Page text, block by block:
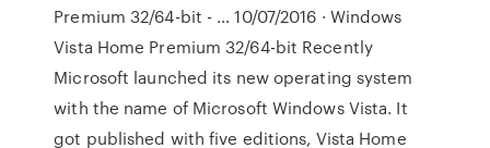
Premium 32/64-bit - … 10/07/2016 · Windows
Vista Home Premium 32/64-bit Recently
Microsoft launched its new operating system
with the name of Microsoft Windows Vista. It
got published with five editions, Vista Home